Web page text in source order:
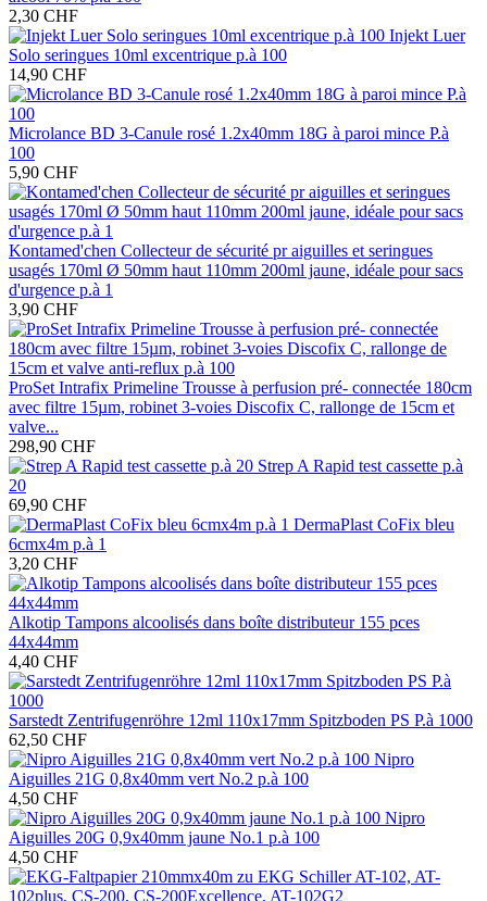
2,30 CHF
Injekt Luer
Solo seringues 10ml excentrique p.à 100
14,90 CHF
Microlance BD 3-Canule rosé 1.2x40mm 18G à paroi mince P.à
100
5,90 CHF
Kontamed'chen Collecteur de sécurité pr aiguilles et seringues
usagés 170ml Ø 50mm haut 110mm 200ml jaune, idéale pour sacs
d'urgence p.à 1
3,90 CHF
ProSet Intrafix Primeline Trousse à perfusion pré- connectée 180cm
avec filtre 15µm, robinet 3-voies Discofix C, rallonge de 15cm et
valve...
298,90 CHF
Strep A Rapid test cassette p.à
20
69,90 CHF
DermaPlast CoFix bleu
6cmx4m p.à 1
3,20 CHF
Alkotip Tampons alcoolisés dans boîte distributeur 155 pces
44x44mm
4,40 CHF
Sarstedt Zentrifugenröhre 12ml 110x17mm Spitzboden PS P.à 1000
62,50 CHF
Nipro
Aiguilles 21G 0,8x40mm vert No.2 p.à 100
4,50 CHF
Nipro
Aiguilles 20G 0,9x40mm jaune No.1 p.à 100
4,50 CHF